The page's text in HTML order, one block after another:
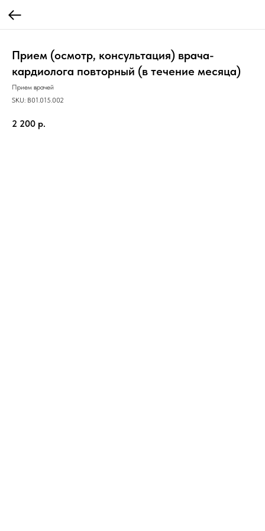
Прием (осмотр, консультация) врача-
кардиолога повторный (в течение месяца)
Прием врачей
SKU: B01.015.002
2 200 р.